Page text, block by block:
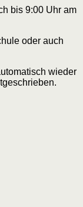
bis 9:00 Uhr am
oder auch
wieder